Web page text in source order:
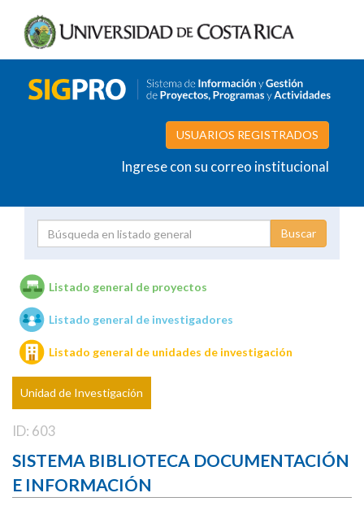
USUARIOS REGISTRADOS
Ingrese con su correo institucional
Unidades de investigación
Listado general de proyectos
Listado general de investigadores
Listado general de unidades de investigación
Unidad de Investigación
ID: 603
SISTEMA BIBLIOTECA DOCUMENTACIÓN
E INFORMACIÓN